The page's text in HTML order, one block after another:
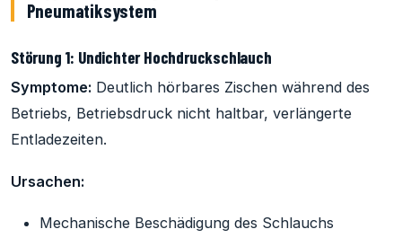
Pneumatiksystem
Störung 1: Undichter Hochdruckschlauch
Symptome: Deutlich hörbares Zischen während des
Betriebs, Betriebsdruck nicht haltbar, verlängerte
Entladezeiten.
Ursachen:
Mechanische Beschädigung des Schlauchs